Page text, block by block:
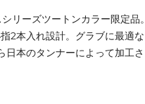
リーズツートンカラー限定品。
2本入れ設計。グラブに最適な
日本のタンナーによって加工さ